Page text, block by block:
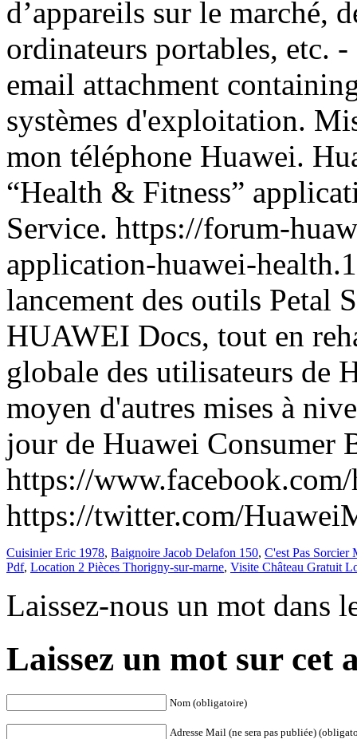
Cuisinier Eric 1978, Baignoire Jacob Delafon 150, C'est Pas Sorcier
Pdf, Location 2 Pièces Thorigny-sur-marne, Visite Château Gratuit
Laissez-nous un mot dans
Laissez un mot sur cet
Nom (obligatoire)
Adresse Mail (ne sera pas publiée)